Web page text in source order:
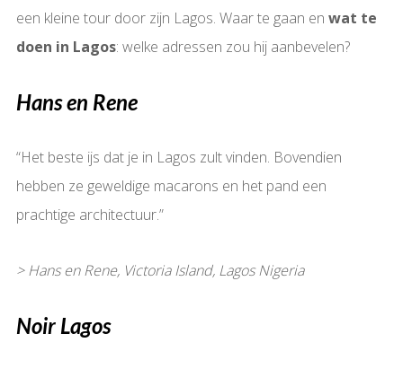
een kleine tour door zijn Lagos. Waar te gaan en wat te
doen in Lagos: welke adressen zou hij aanbevelen?
Hans en Rene
“Het beste ijs dat je in Lagos zult vinden. Bovendien
hebben ze geweldige macarons en het pand een
prachtige architectuur.”
> Hans en Rene, Victoria Island, Lagos Nigeria
Noir Lagos